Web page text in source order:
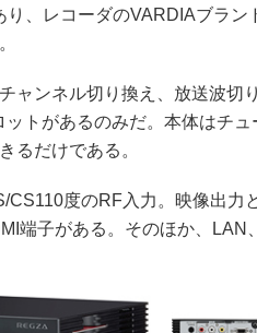
り、レコーダのVARDIAブラ
ャンネル切り換え、放送波切
ットがあるのみだ。本体はチ
るだけである。
度のRF入力。映像出力
端子がある。そのほか、LAN